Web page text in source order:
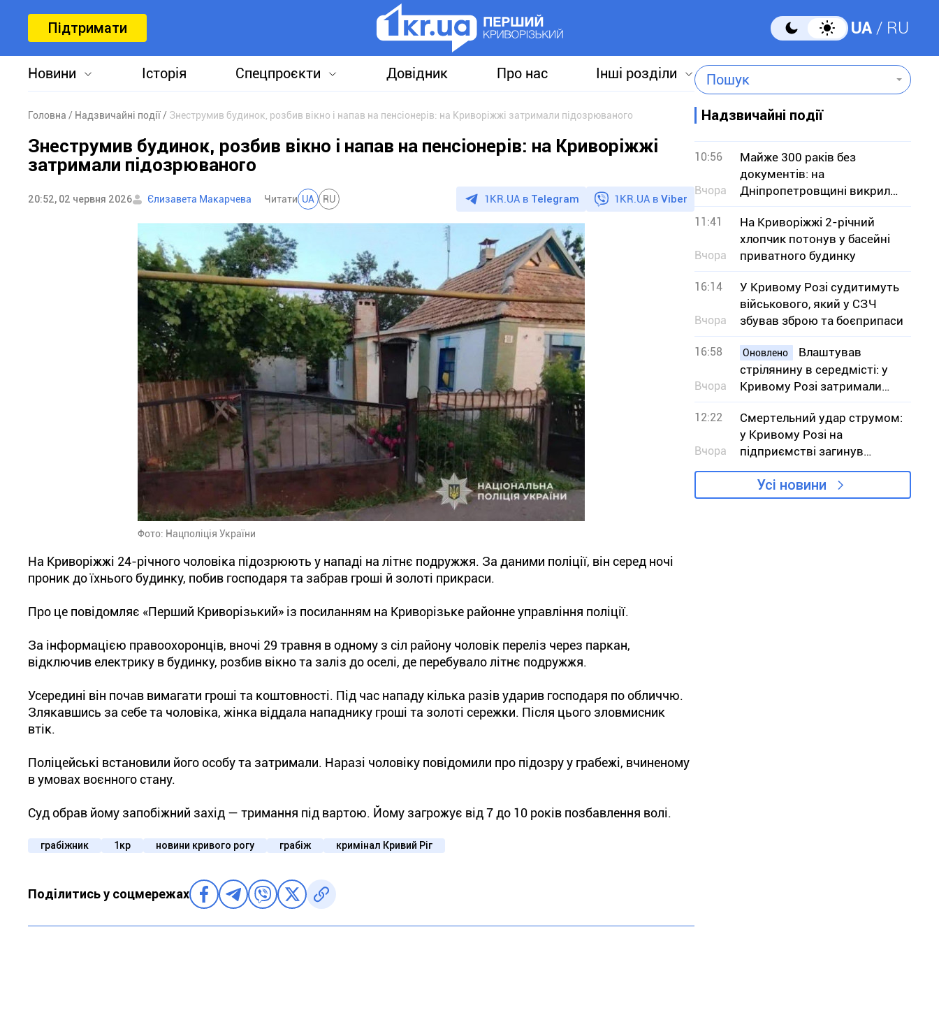
Підтримати UA RU
Новини Історія Спецпроєкти Довідник Про нас Інші розділи Пошук
Головна Надзвичайні події Знеструмив будинок, розбив вікно і напав на пенсіонерів: на Криворіжжі затримали підозрюваного
Знеструмив будинок, розбив вікно і напав на пенсіонерів: на Криворіжжі
затримали підозрюваного
20:52, 02 червня 2026 Єлизавета Макарчева Читати UA RU 1KR.UA в Telegram 1KR.UA в Viber
Фото: Нацполіція України
На Криворіжжі 24-річного чоловіка підозрюють у нападі на літнє подружжя. За даними поліції, він серед ночі
проник до їхнього будинку, побив господаря та забрав гроші й золоті прикраси.
Про це повідомляє «Перший Криворізький» із посиланням на Криворізьке районне управління поліції.
За інформацією правоохоронців, вночі 29 травня в одному з сіл району чоловік переліз через паркан,
відключив електрику в будинку, розбив вікно та заліз до оселі, де перебувало літнє подружжя.
Усередині він почав вимагати гроші та коштовності. Під час нападу кілька разів ударив господаря по обличчю.
Злякавшись за себе та чоловіка, жінка віддала нападнику гроші та золоті сережки. Після цього зловмисник
втік.
Поліцейські встановили його особу та затримали. Наразі чоловіку повідомили про підозру у грабежі, вчиненому
в умовах воєнного стану.
Суд обрав йому запобіжний захід — тримання під вартою. Йому загрожує від 7 до 10 років позбавлення волі.
грабіжник 1кр новини кривого рогу грабіж кримінал Кривий Ріг
Поділитись у соцмережах
Надзвичайні події
10:56
Вчора
Майже 300 раків без
документів: на
Дніпропетровщині викрили
незаконний продаж
11:41
Вчора
На Криворіжжі 2-річний
хлопчик потонув у басейні
приватного будинку
16:14
Вчора
У Кривому Розі судитимуть
військового, який у СЗЧ
збував зброю та боєприпаси
16:58
Вчора
Оновлено
Влаштував
стрілянину в середмісті: у
Кривому Розі затримали
підозрюваного
12:22
Вчора
Смертельний удар струмом:
у Кривому Розі на
підприємстві загинув
робітник
Усі новини